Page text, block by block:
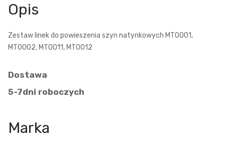
Opis
Zestaw linek do powieszenia szyn natynkowych MT0001,
MT0002, MT0011, MT0012
Dostawa
5-7dni roboczych
Marka